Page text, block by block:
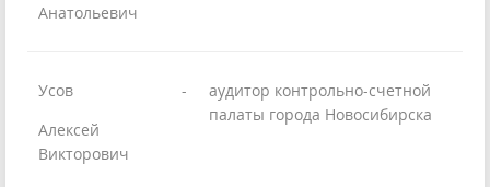
Анатольевич
Усов
Алексей
Викторович
-
аудитор контрольно-счетной
палаты города Новосибирска